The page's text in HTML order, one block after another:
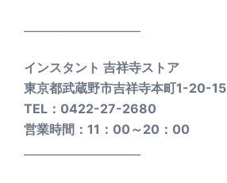
インスタント 吉祥寺ストア
東京都武蔵野市吉祥寺本町1-20-15
TEL：0422-27-2680
営業時間：11：00～20：00